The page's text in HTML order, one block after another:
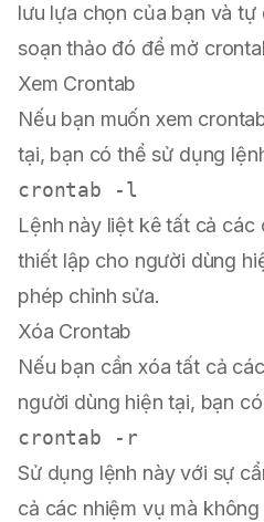
lưu lựa chọn của bạn và
soạn thảo đó để mở
Xem Crontab
Nếu bạn muốn xem
tại, bạn có thể sử dụng
Lệnh này liệt kê tất cả
thiết lập cho người dùng
phép chỉnh sửa.
Xóa Crontab
Nếu bạn cần xóa tất cả
người dùng hiện tại, bạn
crontab -r
Sử dụng lệnh này với sự
cả các nhiệm vụ mà